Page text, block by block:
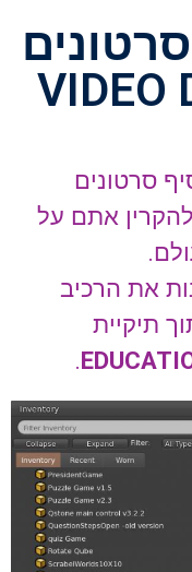
סרטונים
אתם על
את הרכיב
תיקיית
.